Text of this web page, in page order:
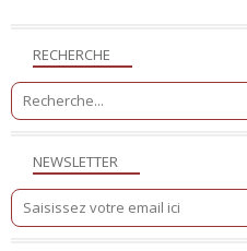
NEWSLETTER
RECHERCHE